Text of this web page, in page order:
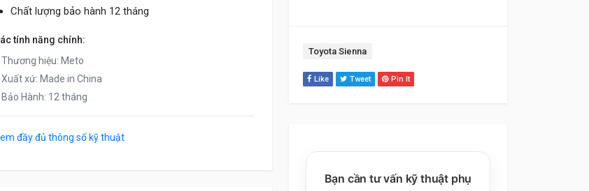
Chất lượng bảo hành 12 tháng
tính năng chính:
Thương hiệu: Meto
Xuất xứ: Made in China
Bảo Hành: 12 tháng
đầy đủ thông số kỹ thuật
Tag:
Toyota Sienna
Like Tweet Pin It
Bạn cần tư vấn kỹ thuật phụ